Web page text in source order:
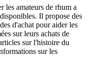
les amateurs de rhum a
Il propose des
d'achat pour aider les
sur leurs achats de
sur l'histoire du
sur les